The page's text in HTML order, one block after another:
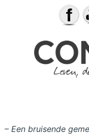
– Een bruisende